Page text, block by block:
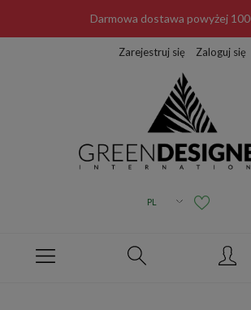
Darmowa dostawa powyżej
Zarejestruj się Zaloguj się